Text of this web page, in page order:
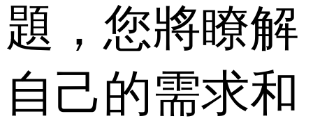
題，您將瞭解
自己的需求和